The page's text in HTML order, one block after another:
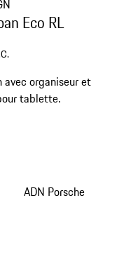
Eco RL
avec organiseur et
tablette.
ADN Porsche